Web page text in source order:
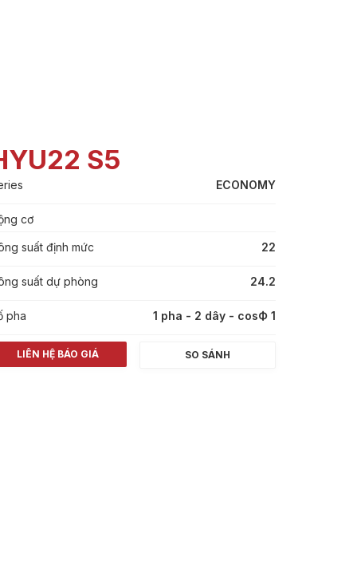
S5
ECONOMY
cơ
suất định mức 22
suất dự phòng 24.2
pha 1 pha - 2 dây - cosФ 1
LIÊN HỆ BÁO GIÁ SO SÁNH